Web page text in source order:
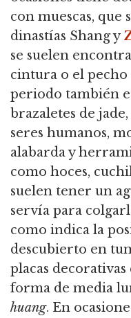
con muescas, que
dinastías Shang y
se suelen
cintura o el
periodo también
brazaletes de
seres humanos,
alabarda y
como hoces,
suelen tener un
servía para
como indica la
descubierto en
placas
forma de media
huang. En